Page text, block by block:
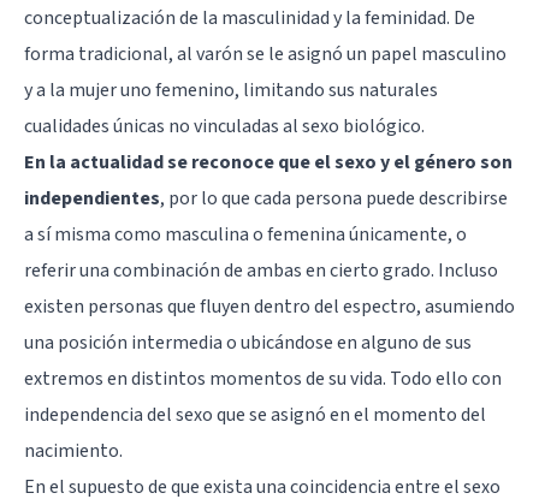
conceptualización de la masculinidad y la feminidad. De
forma tradicional, al varón se le asignó un papel masculino
y a la mujer uno femenino, limitando sus naturales
cualidades únicas no vinculadas al sexo biológico.
En la actualidad se reconoce que el sexo y el género son
independientes, por lo que cada persona puede describirse
a sí misma como masculina o femenina únicamente, o
referir una combinación de ambas en cierto grado. Incluso
existen personas que fluyen dentro del espectro, asumiendo
una posición intermedia o ubicándose en alguno de sus
extremos en distintos momentos de su vida. Todo ello con
independencia del sexo que se asignó en el momento del
nacimiento.
En el supuesto de que exista una coincidencia entre el sexo